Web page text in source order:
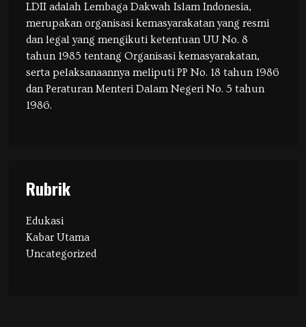
LDII adalah Lembaga Dakwah Islam Indonesia,
merupakan organisasi kemasyarakatan yang resmi
dan legal yang mengikuti ketentuan UU No. 8
tahun 1985 tentang Organisasi kemasyarakatan,
serta pelaksanaannya meliputi PP No. 18 tahun 1986
dan Peraturan Menteri Dalam Negeri No. 5 tahun
1986.
Rubrik
Edukasi
Kabar Utama
Uncategorized